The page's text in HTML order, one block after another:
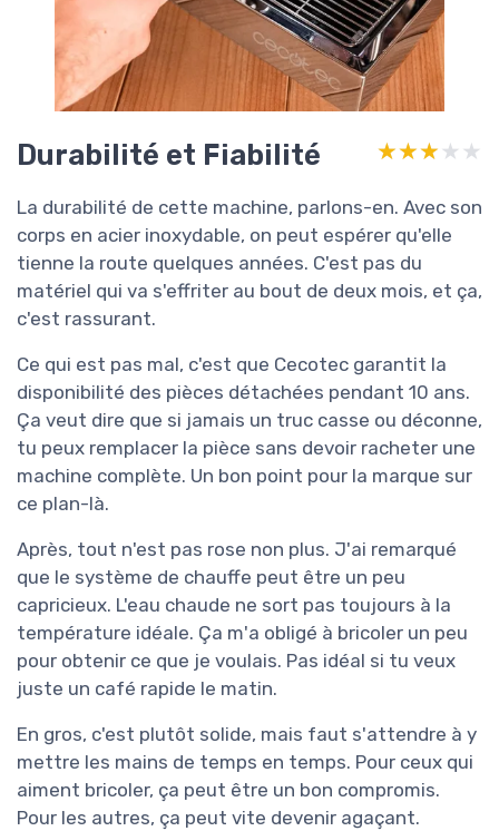
Durabilité et Fiabilité ★★★★★
★★★★★
La durabilité de cette machine, parlons-en. Avec son
corps en acier inoxydable, on peut espérer qu'elle
tienne la route quelques années. C'est pas du
matériel qui va s'effriter au bout de deux mois, et ça,
c'est rassurant.
Ce qui est pas mal, c'est que Cecotec garantit la
disponibilité des pièces détachées pendant 10 ans.
Ça veut dire que si jamais un truc casse ou déconne,
tu peux remplacer la pièce sans devoir racheter une
machine complète. Un bon point pour la marque sur
ce plan-là.
Après, tout n'est pas rose non plus. J'ai remarqué
que le système de chauffe peut être un peu
capricieux. L'eau chaude ne sort pas toujours à la
température idéale. Ça m'a obligé à bricoler un peu
pour obtenir ce que je voulais. Pas idéal si tu veux
juste un café rapide le matin.
En gros, c'est plutôt solide, mais faut s'attendre à y
mettre les mains de temps en temps. Pour ceux qui
aiment bricoler, ça peut être un bon compromis.
Pour les autres, ça peut vite devenir agaçant.